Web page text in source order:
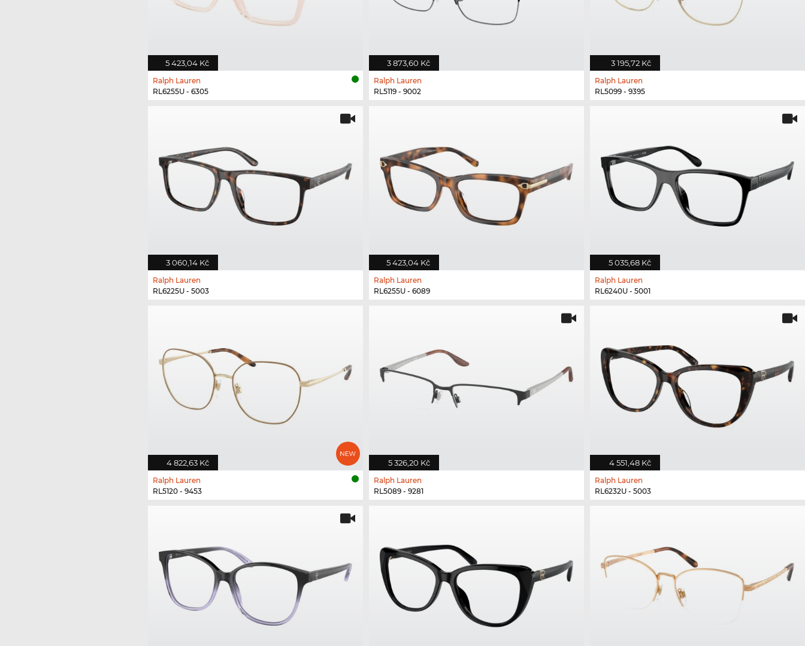
5 423,04 Kč
Ralph Lauren
RL6255U - 6305
3 873,60 Kč
Ralph Lauren
RL5119 - 9002
3 195,72 Kč
Ralph Lauren
RL5099 - 9395
3 060,14 Kč
Ralph Lauren
RL6225U - 5003
5 423,04 Kč
Ralph Lauren
RL6255U - 6089
5 035,68 Kč
Ralph Lauren
RL6240U - 5001
4 822,63 Kč
Ralph Lauren
RL5120 - 9453
5 326,20 Kč
Ralph Lauren
RL5089 - 9281
4 551,48 Kč
Ralph Lauren
RL6232U - 5003